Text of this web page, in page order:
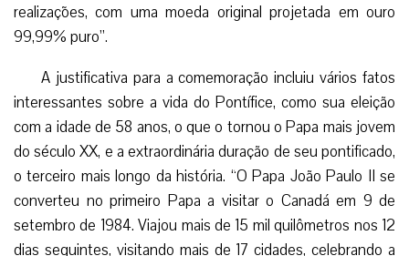
realizações, com uma moeda original projetada em ouro
99,99% puro”.
A justificativa para a comemoração incluiu vários fatos
interessantes sobre a vida do Pontífice, como sua eleição
com a idade de 58 anos, o que o tornou o Papa mais jovem
do século XX, e a extraordinária duração de seu pontificado,
o terceiro mais longo da história. “O Papa João Paulo II se
converteu no primeiro Papa a visitar o Canadá em 9 de
setembro de 1984. Viajou mais de 15 mil quilômetros nos 12
dias seguintes, visitando mais de 17 cidades, celebrando a